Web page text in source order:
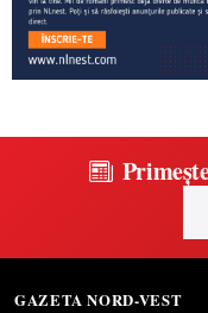
GAZETA NORD-VEST